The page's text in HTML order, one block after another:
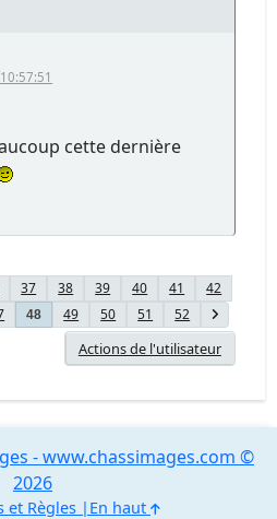
cette dernière
37 38 39 40 41
42
48 49 50 51 52
Actions de l'utilisateur
- www.chassimages.com ©
2026
et Règles En haut